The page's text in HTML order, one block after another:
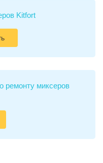
Kitfort
ремонту миксеров